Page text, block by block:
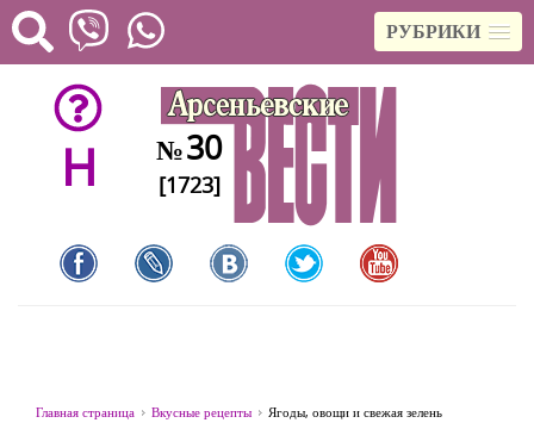
РУБРИКИ
H №30
[1723]
Главная страница Вкусные рецепты Ягоды, овощи и свежая зелень